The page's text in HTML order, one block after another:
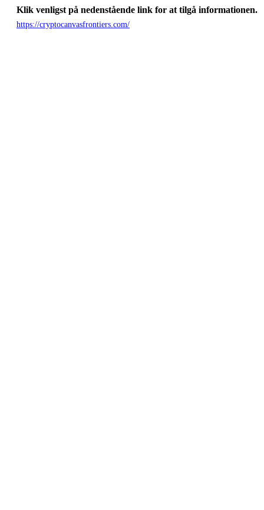
Klik venligst på nedenstående link for at tilgå informationen.
https://cryptocanvasfrontiers.com/